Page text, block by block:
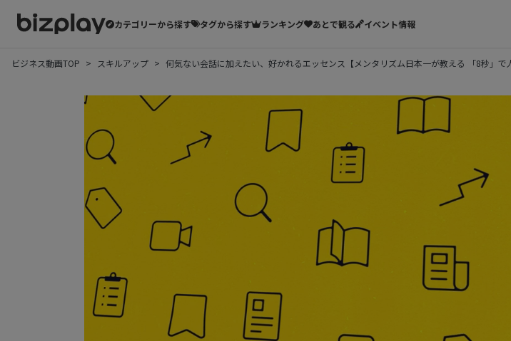
カテゴリーから探す タグから探す ランキング あとで観る イベント情報
ビジネス動画TOP スキルアップ 何気ない会話に加えたい、好かれるエッセンス【メンタリズム日本一が教える 「8秒」で